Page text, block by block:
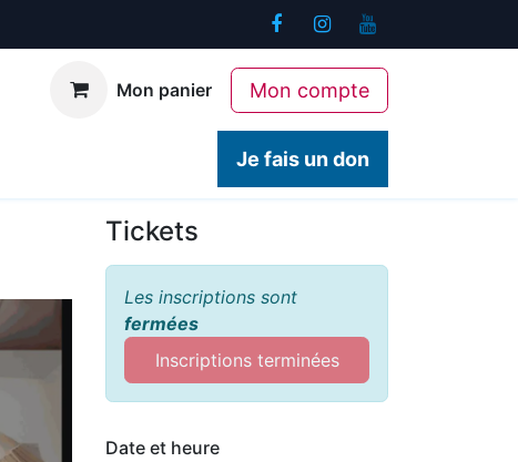
Mon panier Mon compte
Je fais un don
Tickets
Les inscriptions sont
fermées
Inscriptions terminées
Date et heure